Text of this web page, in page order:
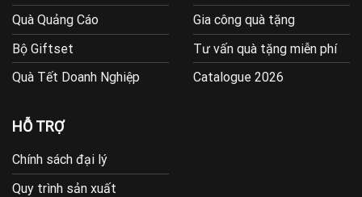
Quà Quảng Cáo
Bộ Giftset
Quà Tết Doanh Nghiệp
Gia công quà tặng
Tư vấn quà tặng miễn phí
Catalogue 2026
HỖ TRỢ
Chính sách đại lý
Quy trình sản xuất